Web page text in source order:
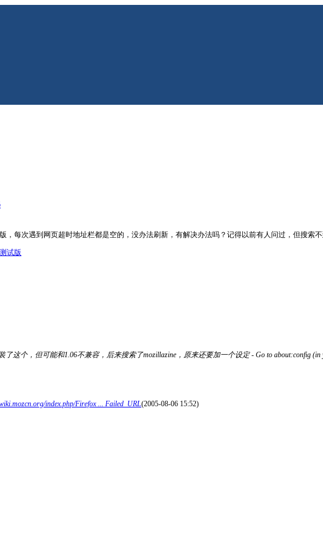
，每次遇到网页超时地址栏都是空的，没办法刷新，有解决办法吗？记得以前有人问过，但搜索不
试版
了这个，但可能和1.06不兼容，后来搜索了mozillazine，原来还要加一个设定 - Go to about:config (in
index.php/Firefox ... Failed_URL(2005-08-06 15:52)